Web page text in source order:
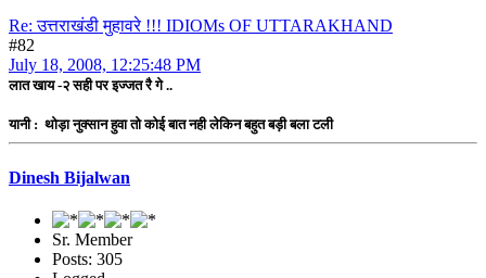
Re: उत्तराखंडी मुहावरे !!! IDIOMs OF UTTARAKHAND
#82
July 18, 2008, 12:25:48 PM
लात खाय -२ सही पर इज्जत रै गे ..
यानी : थोड़ा नुक्सान हुवा तो कोई बात नही लेकिन बहुत बड़ी बला टली
Dinesh Bijalwan
Sr. Member
Posts: 305